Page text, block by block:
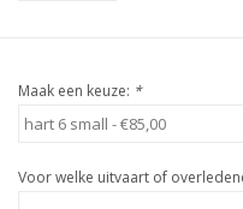
Maak een keuze: *
Voor welke uitvaart of